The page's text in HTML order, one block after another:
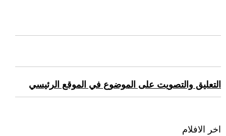
التعليق والتصويت على الموضوع في الموقع الرئيسي
اخر الافلام